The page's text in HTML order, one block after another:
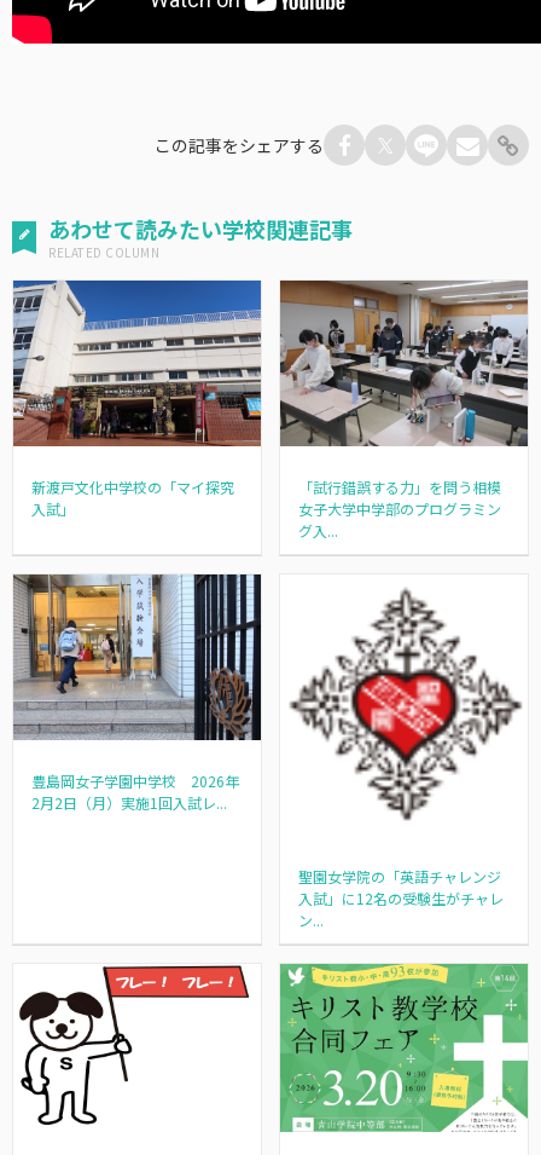
この記事をシェアする
あわせて読みたい学校関連記事
新渡戸文化中学校の「マイ探究
入試」
「試行錯誤する力」を問う相模
女子大学中学部のプログラミン
グ入...
豊島岡女子学園中学校 2026年
2月2日（月）実施1回入試レ...
聖園女学院の「英語チャレンジ
入試」に12名の受験生がチャレ
ン...